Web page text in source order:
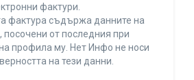
фактури.
фактура съдържа данните на
посочени от последния при
профила му. Нет Инфо не носи
на тези данни.